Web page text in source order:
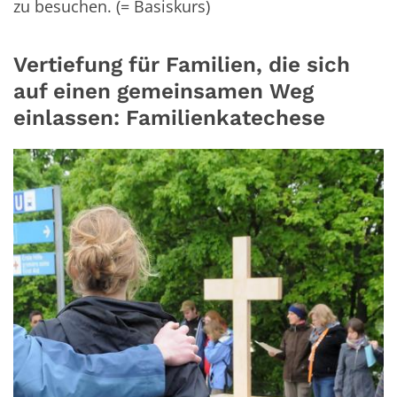
zu besuchen. (= Basiskurs)
Vertiefung für Familien, die sich
auf einen gemeinsamen Weg
einlassen: Familienkatechese